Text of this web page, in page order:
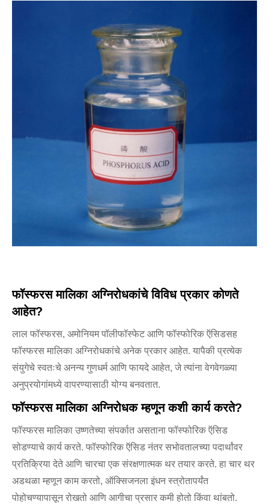
फॉस्फरस मालिका अग्निरोधकांचे विविध प्रकार कोणते
आहेत?
लाल फॉस्फरस, अमोनियम पॉलीफॉस्फेट आणि फॉस्फोरिक ऍसिडसह
फॉस्फरस मालिका अग्निरोधकांचे अनेक प्रकार आहेत. यापैकी प्रत्येक
संयुगेचे स्वतःचे अनन्य गुणधर्म आणि फायदे आहेत, जे त्यांना वेगवेगळ्या
अनुप्रयोगांमध्ये वापरण्यासाठी योग्य बनवतात.
फॉस्फरस मालिका अग्निरोधक म्हणून कशी कार्य करते?
फॉस्फरस मालिका उष्णतेच्या संपर्कात असताना फॉस्फोरिक ऍसिड
सोडण्याचे कार्य करते. फॉस्फोरिक ऍसिड नंतर सभोवतालच्या पदार्थांवर
प्रतिक्रिया देते आणि चारचा एक संरक्षणात्मक थर तयार करते. हा चार थर
अडथळा म्हणून काम करतो, ऑक्सिजनला इंधन स्त्रोतापर्यंत
पोहोचण्यापासून रोखतो आणि आगीचा प्रसार कमी होतो किंवा थांबतो.